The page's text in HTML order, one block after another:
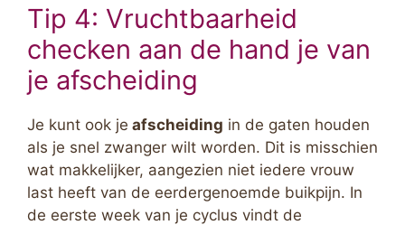
Tip 4: Vruchtbaarheid
checken aan de hand je van
je afscheiding
Je kunt ook je afscheiding in de gaten houden
als je snel zwanger wilt worden. Dit is misschien
wat makkelijker, aangezien niet iedere vrouw
last heeft van de eerdergenoemde buikpijn. In
de eerste week van je cyclus vindt de